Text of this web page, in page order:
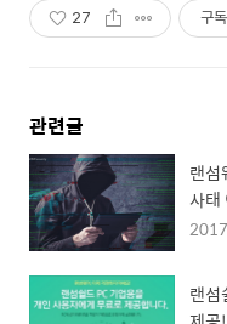
27 구
관련글
랜섬
사태
랜섬